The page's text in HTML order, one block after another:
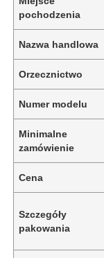
pochodzenia
Nazwa handlowa
Orzecznictwo
Numer modelu
Minimalne
zamówienie
Cena
Szczegóły
pakowania